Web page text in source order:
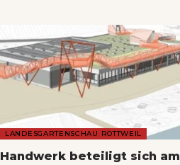
LANDESGARTENSCHAU ROTTWEIL
Handwerk beteiligt sich am